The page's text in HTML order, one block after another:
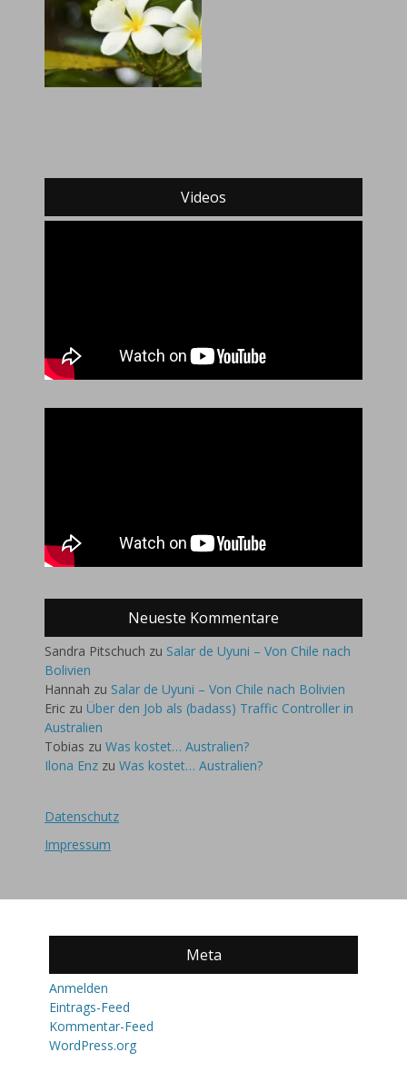
Videos
Neueste Kommentare
Sandra Pitschuch zu Salar de Uyuni – Von Chile nach
Bolivien
Hannah zu Salar de Uyuni – Von Chile nach Bolivien
Eric zu Über den Job als (badass) Traffic Controller in
Australien
Tobias zu Was kostet… Australien?
Ilona Enz zu Was kostet… Australien?
Datenschutz
Impressum
Meta
Anmelden
Eintrags-Feed
Kommentar-Feed
WordPress.org